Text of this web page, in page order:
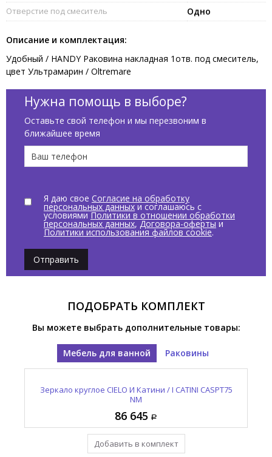
Отверстие под смеситель Одно
Описание и комплектация:
Удобный / HANDY Раковина накладная 1отв. под смеситель,
цвет Ультрамарин / Oltremare
Нужна помощь в выборе?
Оставьте свой телефон и мы перезвоним в
ближайшее время
Я даю свое Согласие на обработку
персональных данныхи соглашаюсь с
условиями Политики в отношении обработки
персональных данных, Договора-оферты и
Политики использования файлов cookie.
Отправить
ПОДОБРАТЬ КОМПЛЕКТ
Вы можете выбрать дополнительные товары:
Мебель для ванной Раковины
Зеркало круглое CIELO И Катини / I CATINI CASPT75
NM
86 645
Добавить в комплект
Раковина накладная CIELO Эра-Эко / ERA-ECO
HALAT45 OL
66 560
Уже в комплекте